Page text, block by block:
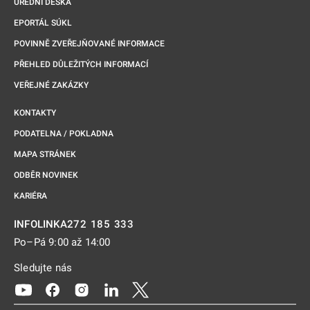
ÚŘEDNÍ DESKA
EPORTÁL SÚKL
POVINNĚ ZVEŘEJŇOVANÉ INFORMACE
PŘEHLED DŮLEŽITÝCH INFORMACÍ
VEŘEJNÉ ZAKÁZKY
KONTAKTY
PODATELNA / POKLADNA
MAPA STRÁNEK
ODBĚR NOVINEK
KARIÉRA
INFOLINKA272 185 333
Po–Pá 9:00 až 14:00
Sledujte nás
Odkaz se otevře na nové kartě
Odkaz se otevře na nové kartě
Odkaz se otevře na nové kartě
Odkaz se otevře na nové kartě